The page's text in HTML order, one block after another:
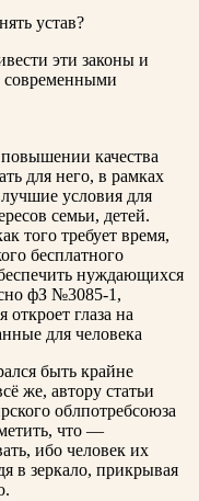
устав?
эти законы и
современными
качества
для него, в рамках
условия для
семьи, детей.
того требует время,
бесплатного
нуждающихся
фЗ №3085-1,
откроет глаза на
для человека
быть крайне
же, автору статьи
облпотребсоюза
что —
ибо человек их
в зеркало, прикрывая